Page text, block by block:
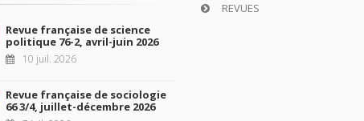
Revue française de science
politique 76-2, avril-juin 2026
10 juil. 2026
Revue française de sociologie
66 3/4, juillet-décembre 2026
REVUES